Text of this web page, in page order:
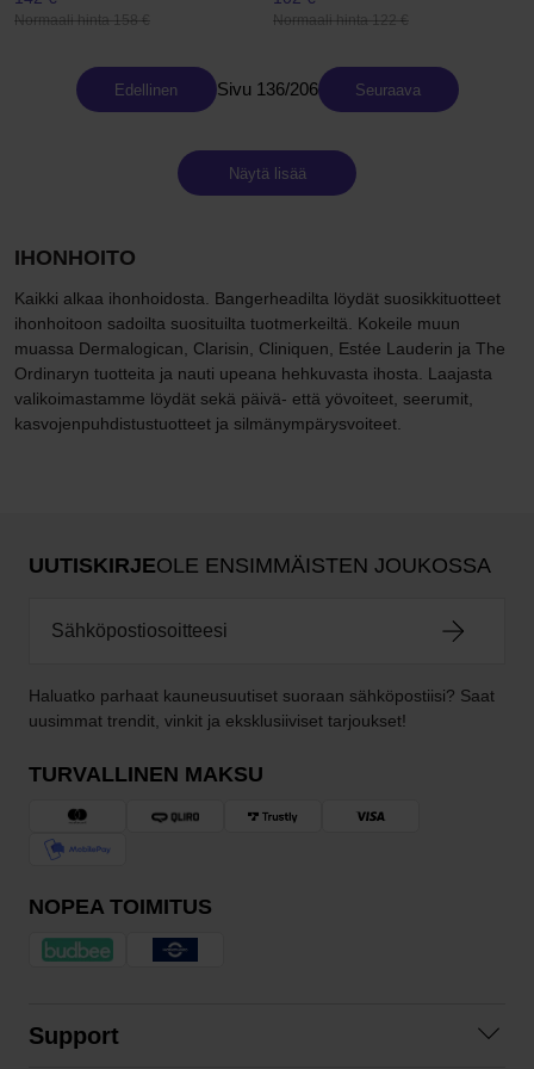
Normaali hinta 158 € Normaali hinta 122 €
Edellinen Sivu 136/206 Seuraava
Näytä lisää
IHONHOITO
Kaikki alkaa ihonhoidosta. Bangerheadilta löydät suosikkituotteet
ihonhoitoon sadoilta suosituilta tuotmerkeiltä. Kokeile muun
muassa Dermalogican, Clarisin, Cliniquen, Estée Lauderin ja The
Ordinaryn tuotteita ja nauti upeana hehkuvasta ihosta. Laajasta
valikoimastamme löydät sekä päivä- että yövoiteet, seerumit,
kasvojenpuhdistustuotteet ja silmänympärysvoiteet.
UUTISKIRJEOLE ENSIMMÄISTEN JOUKOSSA
Haluatko parhaat kauneusuutiset suoraan sähköpostiisi? Saat
uusimmat trendit, vinkit ja eksklusiiviset tarjoukset!
TURVALLINEN MAKSU
NOPEA TOIMITUS
Support